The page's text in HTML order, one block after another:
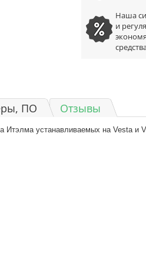
Наша
и
ПО Отзывы
устанавливаемых на Vesta и